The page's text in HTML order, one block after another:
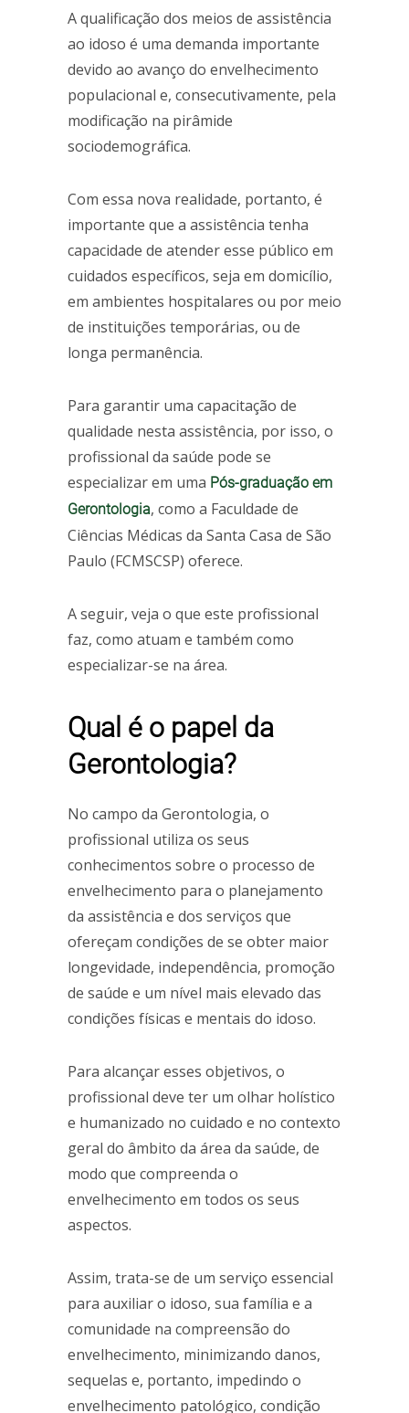
A qualificação dos meios de assistência
ao idoso é uma demanda importante
devido ao avanço do envelhecimento
populacional e, consecutivamente, pela
modificação na pirâmide
sociodemográfica.
Com essa nova realidade, portanto, é
importante que a assistência tenha
capacidade de atender esse público em
cuidados específicos, seja em domicílio,
em ambientes hospitalares ou por meio
de instituições temporárias, ou de
longa permanência.
Para garantir uma capacitação de
qualidade nesta assistência, por isso, o
profissional da saúde pode se
especializar em uma Pós-graduação em
Gerontologia, como a Faculdade de
Ciências Médicas da Santa Casa de São
Paulo (FCMSCSP) oferece.
A seguir, veja o que este profissional
faz, como atuam e também como
especializar-se na área.
Qual é o papel da
Gerontologia?
No campo da Gerontologia, o
profissional utiliza os seus
conhecimentos sobre o processo de
envelhecimento para o planejamento
da assistência e dos serviços que
ofereçam condições de se obter maior
longevidade, independência, promoção
de saúde e um nível mais elevado das
condições físicas e mentais do idoso.
Para alcançar esses objetivos, o
profissional deve ter um olhar holístico
e humanizado no cuidado e no contexto
geral do âmbito da área da saúde, de
modo que compreenda o
envelhecimento em todos os seus
aspectos.
Assim, trata-se de um serviço essencial
para auxiliar o idoso, sua família e a
comunidade na compreensão do
envelhecimento, minimizando danos,
sequelas e, portanto, impedindo o
envelhecimento patológico, condição